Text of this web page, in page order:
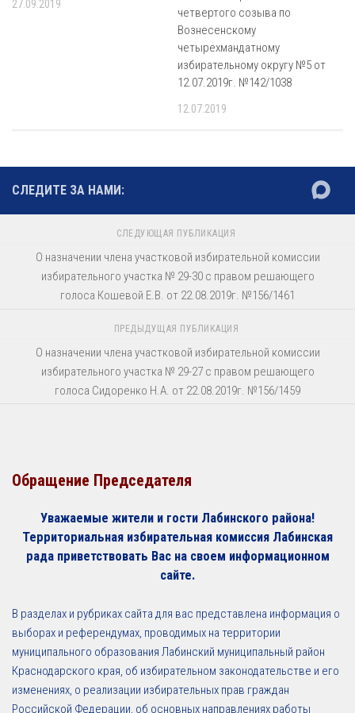
27.09.2019
четвертого созыва по
Вознесенскому
четырехмандатному
избирательному округу №5 от
12.07.2019г. №142/1038
12.07.2019
СЛЕДИТЕ ЗА НАМИ:
СЛЕДУЮЩАЯ ПУБЛИКАЦИЯ
О назначении члена участковой избирательной комиссии
избирательного участка № 29-30 с правом решающего
голоса Кошевой Е.В. от 22.08.2019г. №156/1461
ПРЕДЫДУЩАЯ ПУБЛИКАЦИЯ
О назначении члена участковой избирательной комиссии
избирательного участка № 29-27 с правом решающего
голоса Сидоренко Н.А. от 22.08.2019г. №156/1459
Обращение Председателя
Уважаемые жители и гости Лабинского района!
Территориальная избирательная комиссия Лабинская
рада приветствовать Вас на своем информационном
сайте.
В разделах и рубриках сайта для вас представлена информация о
выборах и референдумах, проводимых на территории
муниципального образования Лабинский муниципальный район
Краснодарского края, об избирательном законодательстве и его
изменениях, о реализации избирательных прав граждан
Российской Федерации, об основных направлениях работы